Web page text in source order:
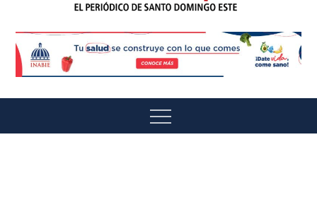
El Munícipe
Menu